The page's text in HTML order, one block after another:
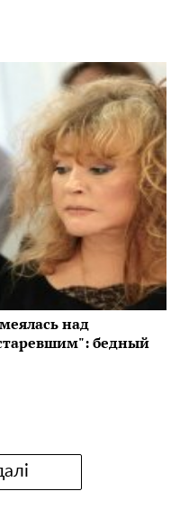
над
бедный